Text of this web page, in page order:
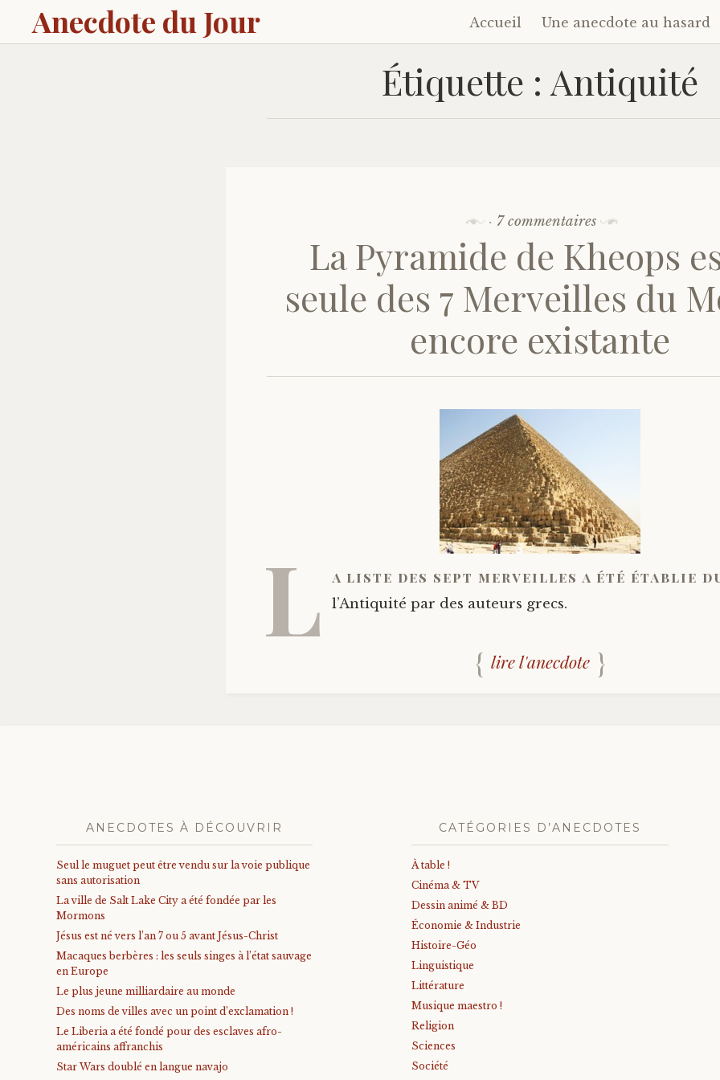
Anecdote du Jour
Accéder
au
contenu
principal
Accueil Une anecdote au hasard
Étiquette : Antiquité
· 7 commentaires
La Pyramide de Kheops
seule des 7 Merveilles du
encore existante
L a liste des sept merveilles a été établie
l’Antiquité par des auteurs grecs.
lire l'anecdote
ANECDOTES À DÉCOUVRIR
Seul le muguet peut être vendu sur la voie publique
sans autorisation
La ville de Salt Lake City a été fondée par les
Mormons
Jésus est né vers l’an 7 ou 5 avant Jésus-Christ
Macaques berbères : les seuls singes à l’état sauvage
en Europe
Le plus jeune milliardaire au monde
Des noms de villes avec un point d’exclamation !
Le Liberia a été fondé pour des esclaves afro-
américains affranchis
Star Wars doublé en langue navajo
CATÉGORIES D’ANECDOTES
À table !
Cinéma & TV
Dessin animé & BD
Économie & Industrie
Histoire-Géo
Linguistique
Littérature
Musique maestro !
Religion
Sciences
Société